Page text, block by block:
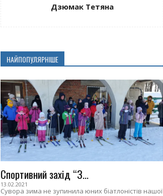
Дзюмак Тетяна
НАЙПОПУЛЯРНІШЕ
Спортивний захід “З...
13.02.2021
Сувора зима не зупинила юних біатлоністів нашої